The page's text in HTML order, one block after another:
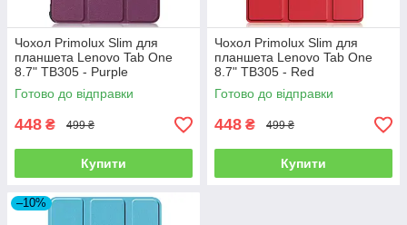
Чохол Primolux Slim для
планшета Lenovo Tab One
8.7" TB305 - Purple
Готово до відправки
448 ₴ 499 ₴
Купити
Чохол Primolux Slim для
планшета Lenovo Tab One
8.7" TB305 - Red
Готово до відправки
448 ₴ 499 ₴
Купити
–10%